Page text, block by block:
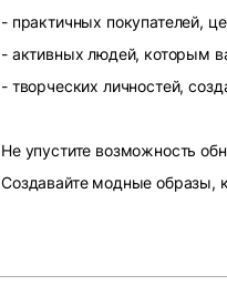
- практичных покупателей,
- активных людей, которым
- творческих личностей,
Не упустите возможность
Создавайте модные образы,